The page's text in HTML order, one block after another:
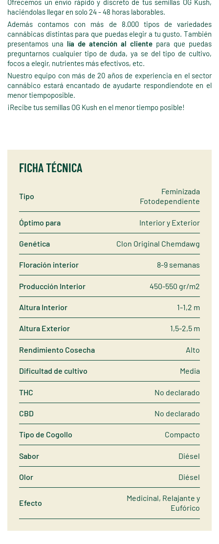
Ofrecemos un envío rápido y discreto de tus semillas OG Kush,
haciéndolas llegar en solo 24 - 48 horas laborables.
Además contamos con más de 8.000 tipos de variedades
cannábicas distintas para que puedas elegir a tu gusto. También
presentamos una lía de atención al cliente para que puedas
preguntarnos cualquier tipo de duda, ya se del tipo de cultivo,
focos a elegir, nutrientes más efectivos, etc.
Nuestro equipo con más de 20 años de experiencia en el sector
cannábico estará encantado de ayudarte respondiendote en el
menor tiempoposible.
¡Recibe tus semillas OG Kush en el menor tiempo posible!
FICHA TÉCNICA
Tipo
Feminizada
Fotodependiente
Óptimo para Interior y Exterior
Genética Clon Original Chemdawg
Floración interior 8-9 semanas
Producción Interior 450-550 gr/m2
Altura Interior 1-1,2 m
Altura Exterior 1,5-2,5 m
Rendimiento Cosecha Alto
Dificultad de cultivo Media
THC No declarado
CBD No declarado
Tipo de Cogollo Compacto
Sabor Diésel
Olor Diésel
Efecto
Medicinal, Relajante y
Eufórico